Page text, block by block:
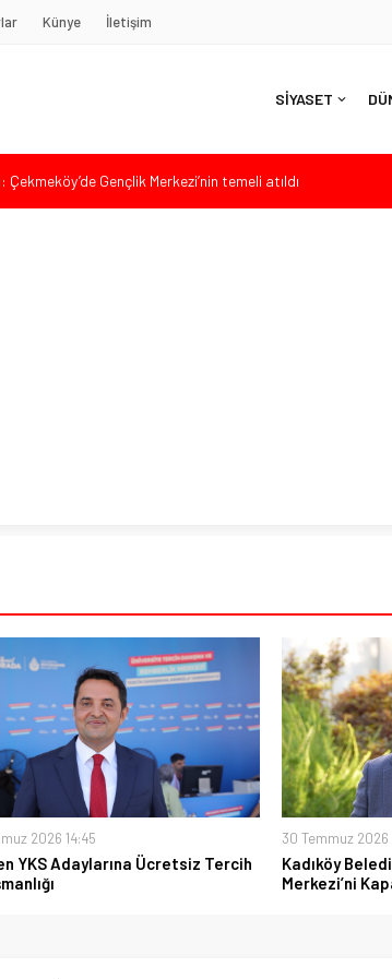
Künye İletişim
SİYASET
Gençlik Merkezi’nin temeli atıldı
Başkan Vekili Seçimine Sert Tepki: “Halkın İradesini Yok
2026 14:45
YKS Adaylarına Ücretsiz Tercih
30 Temmuz 2026
Kadıköy
Merkezi’ni